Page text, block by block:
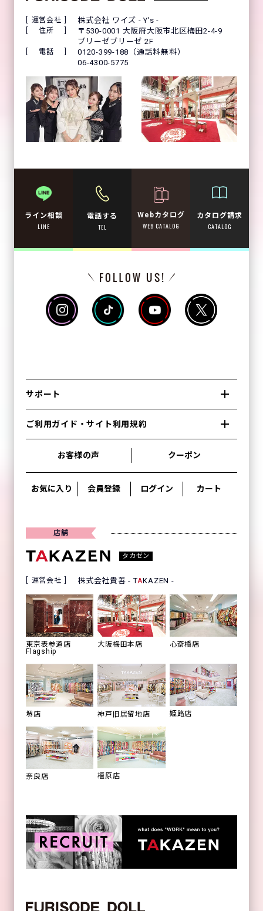
運営会社 株式会社 ワイズ - Y's -
住所
〒530-0001 大阪府大阪市北区梅田2-4-9
ブリーゼブリーゼ 2F
電話
0120-399-188（通話料無料）
06-4300-5775
ライン相談
LINE
電話する
TEL
Webカタログ
WEB CATALOG
カタログ請求
CATALOG
サポート
ご利用ガイド・サイト利用規約
お客様の声 クーポン
お気に入り 会員登録 ログイン カート
店舗
タカゼン
運営会社 株式会社貴善 - TAKAZEN -
東京表参道店
Flagship
大阪梅田本店 心斎橋店
堺店 神戸旧居留地店 姫路店
奈良店 橿原店